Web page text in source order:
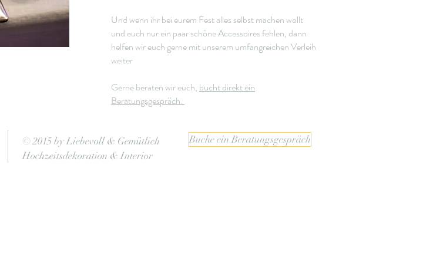
Und wenn ihr bei eurem Fest alles selbst machen wollt
und euch nur ein paar schöne Accessoires fehlen, dann
helfen wir euch gerne mit unserem umfangreichen Verleih
weiter
Gerne beraten wir euch, bucht direkt ein
Beratungsgespräch.
© 2015 by Liebevoll & Gemütlich
Hochzeitsdekoration & Interior
Buche ein Beratungsgespräch